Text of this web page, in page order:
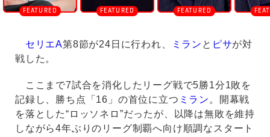
セリエA第8節が24日に行われ、 ミラン と ピサが対
戦した。
ここまで7試合を消化したリーグ戦で5勝1分1敗を
記録し、勝ち点「16」の首位に立つ ミラン。開幕戦
を落とした“ロッソネロ”だったが、以降は無敗を維持
しながら4年ぶりのリーグ制覇へ向け順調なスタート